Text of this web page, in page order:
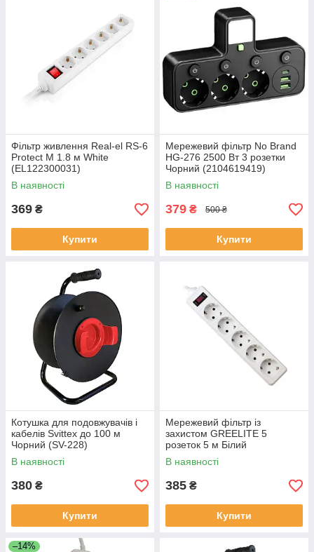
Фільтр живлення Real-el RS-6
Protect M 1.8 м White
(EL122300031)
В наявності
369 ₴
Купити
Мережевий фільтр No Brand
HG-276 2500 Вт 3 розетки
Чорний (2104619419)
В наявності
379 ₴ 500 ₴
Купити
Котушка для подовжувачів і
кабелів Svittex до 100 м
Чорний (SV-228)
В наявності
380 ₴
Купити
Мережевий фільтр із
захистом GREELITE 5
розеток 5 м Білий
В наявності
385 ₴
Купити
–14%